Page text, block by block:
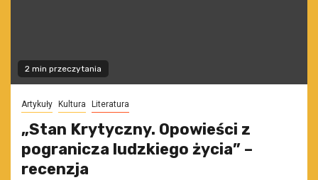
2 min przeczytania
Artykuły Kultura Literatura
„Stan Krytyczny. Opowieści z
pogranicza ludzkiego życia” –
recenzja